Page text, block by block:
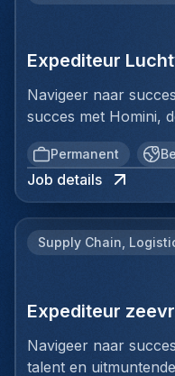
Expediteur
Navigeer naar
succes met Homini,
uitmuntende
arbeidsmarkt. Als
matchen we
sectoren. Met onze
plaatsingen. Bij
ons team Logistiek
Expediteur
een geboren
Permanent
Job details
Supply Chain,
Expediteur
Navigeer naar
talent en